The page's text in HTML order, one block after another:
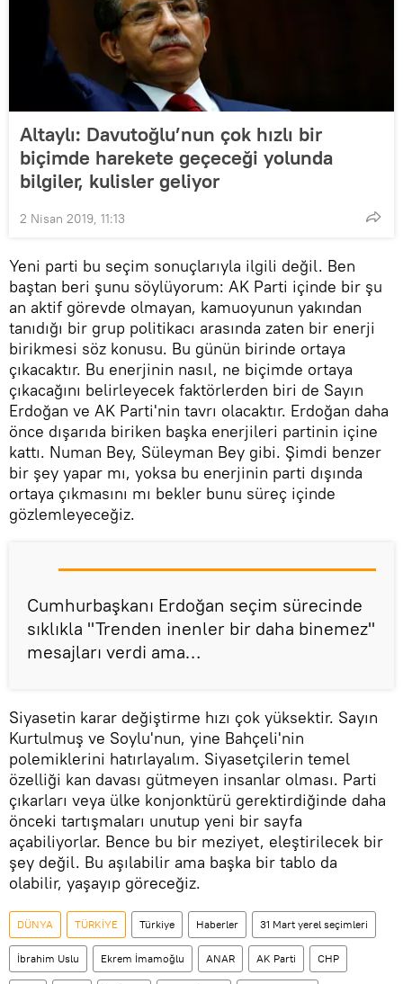
Altaylı: Davutoğlu’nun çok hızlı bir
biçimde harekete geçeceği yolunda
bilgiler, kulisler geliyor
2 Nisan 2019, 11:13
Yeni parti bu seçim sonuçlarıyla ilgili değil. Ben
baştan beri şunu söylüyorum: AK Parti içinde bir şu
an aktif görevde olmayan, kamuoyunun yakından
tanıdığı bir grup politikacı arasında zaten bir enerji
birikmesi söz konusu. Bu günün birinde ortaya
çıkacaktır. Bu enerjinin nasıl, ne biçimde ortaya
çıkacağını belirleyecek faktörlerden biri de Sayın
Erdoğan ve AK Parti'nin tavrı olacaktır. Erdoğan daha
önce dışarıda biriken başka enerjileri partinin içine
kattı. Numan Bey, Süleyman Bey gibi. Şimdi benzer
bir şey yapar mı, yoksa bu enerjinin parti dışında
ortaya çıkmasını mı bekler bunu süreç içinde
gözlemleyeceğiz.
Cumhurbaşkanı Erdoğan seçim sürecinde
sıklıkla "Trenden inenler bir daha binemez"
mesajları verdi ama…
Siyasetin karar değiştirme hızı çok yüksektir. Sayın
Kurtulmuş ve Soylu'nun, yine Bahçeli'nin
polemiklerini hatırlayalım. Siyasetçilerin temel
özelliği kan davası gütmeyen insanlar olması. Parti
çıkarları veya ülke konjonktürü gerektirdiğinde daha
önceki tartışmaları unutup yeni bir sayfa
açabiliyorlar. Bence bu bir meziyet, eleştirilecek bir
şey değil. Bu aşılabilir ama başka bir tablo da
olabilir, yaşayıp göreceğiz.
DÜNYA TÜRKİYE Türkiye Haberler 31 Mart yerel seçimleri
İbrahim Uslu Ekrem İmamoğlu ANAR AK Parti CHP